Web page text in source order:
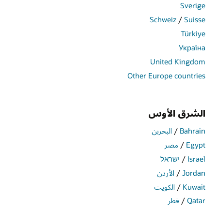
Sverige
Suisse
/
Schweiz
Türkiye
Україна
United Kingdom
Other Europe countries
الشرق الأوس
Bahrain
/ البحرين‎
Egypt
/ مصر‎
Israel
/ ישראל
Jordan
/ الأردن
Kuwait
/ الكويت
Qatar
/ قطر